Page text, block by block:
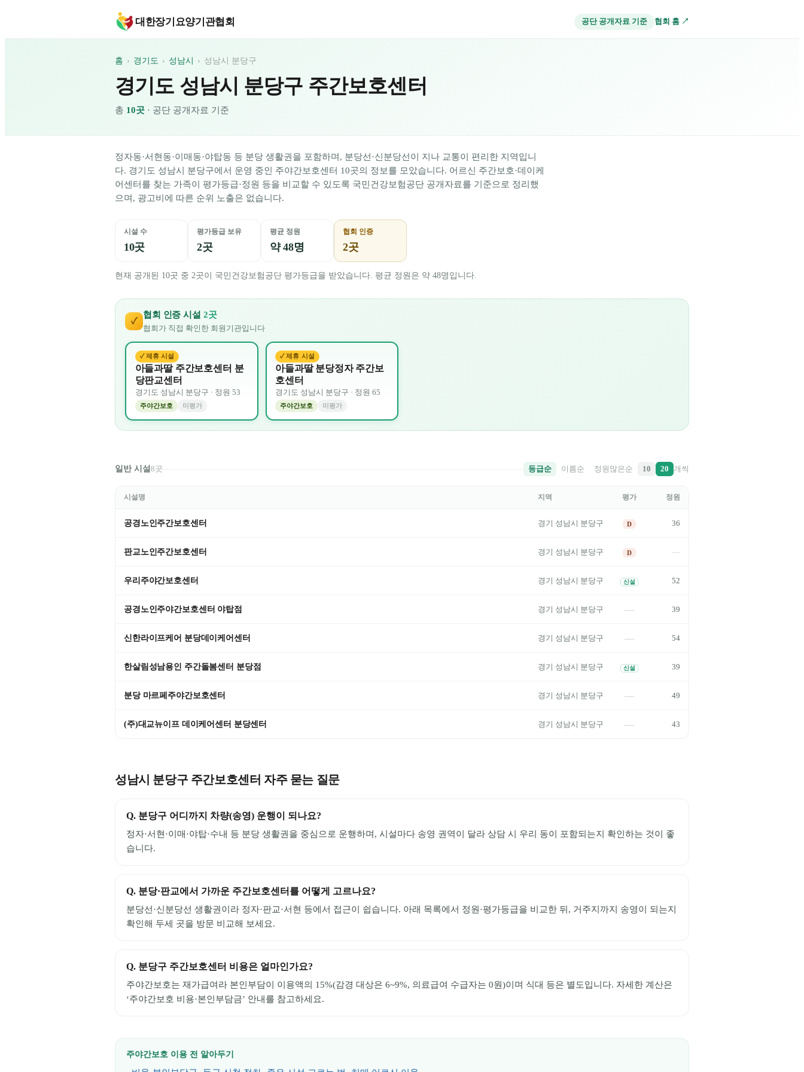
대한장기요양기관협회 공단 공개자료 기준 협회 홈 ↗
홈 › 경기도 › 성남시 › 성남시 분당구
경기도 성남시 분당구 주간보호센터
총 10곳 · 공단 공개자료 기준
정자동·서현동·이매동·야탑동 등 분당 생활권을 포함하며, 분당선·신분당선이 지나 교통이 편리한 지역입니
다. 경기도 성남시 분당구에서 운영 중인 주야간보호센터 10곳의 정보를 모았습니다. 어르신 주간보호·데이케
어센터를 찾는 가족이 평가등급·정원 등을 비교할 수 있도록 국민건강보험공단 공개자료를 기준으로 정리했
으며, 광고비에 따른 순위 노출은 없습니다.
시설 수
10곳
평가등급 보유
2곳
평균 정원
약 48명
협회 인증
2곳
현재 공개된 10곳 중 2곳이 국민건강보험공단 평가등급을 받았습니다. 평균 정원은 약 48명입니다.
✓
협회 인증 시설 2곳
협회가 직접 확인한 회원기관입니다
✓ 제휴 시설
아들과딸 주간보호센터 분
당판교센터
경기도 성남시 분당구 · 정원 53
주야간보호 미평가
✓ 제휴 시설
아들과딸 분당정자 주간보
호센터
경기도 성남시 분당구 · 정원 65
주야간보호 미평가
일반 시설8곳 등급순 이름순 정원많은순 10 20 개씩
시설명 지역 평가 정원
공경노인주간보호센터 경기 성남시 분당구 D 36
판교노인주간보호센터 경기 성남시 분당구 D —
우리주야간보호센터 경기 성남시 분당구 신설 52
공경노인주야간보호센터 야탑점 경기 성남시 분당구 — 39
신한라이프케어 분당데이케어센터 경기 성남시 분당구 — 54
한살림성남용인 주간돌봄센터 분당점 경기 성남시 분당구 신설 39
분당 마르페주야간보호센터 경기 성남시 분당구 — 49
(주)대교뉴이프 데이케어센터 분당센터 경기 성남시 분당구 — 43
성남시 분당구주간보호센터 자주 묻는 질문
Q. 분당구 어디까지 차량(송영) 운행이 되나요?
정자·서현·이매·야탑·수내 등 분당 생활권을 중심으로 운행하며, 시설마다 송영 권역이 달라 상담 시 우리 동이 포함되는지 확인하는 것이 좋
습니다.
Q. 분당·판교에서 가까운 주간보호센터를 어떻게 고르나요?
분당선·신분당선 생활권이라 정자·판교·서현 등에서 접근이 쉽습니다. 아래 목록에서 정원·평가등급을 비교한 뒤, 거주지까지 송영이 되는지
확인해 두세 곳을 방문 비교해 보세요.
Q. 분당구 주간보호센터 비용은 얼마인가요?
주야간보호는 재가급여라 본인부담이 이용액의 15%(감경 대상은 6~9%, 의료급여 수급자는 0원)이며 식대 등은 별도입니다. 자세한 계산은
‘주야간보호 비용·본인부담금’ 안내를 참고하세요.
주야간보호 이용 전 알아두기